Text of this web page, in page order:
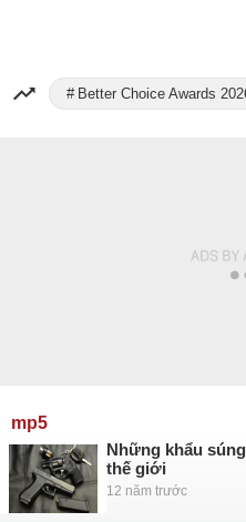
Better Choice Awards
mp5
Những khẩu
thế giới
12 năm trước